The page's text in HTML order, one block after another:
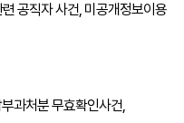
공직자 사건, 미공개정보이용
과처분 무효확인사건,